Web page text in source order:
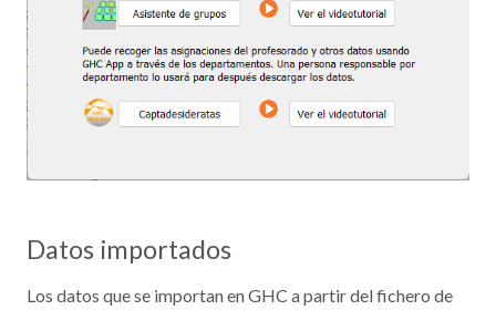
Datos importados
Los datos que se importan en GHC a partir del fichero de